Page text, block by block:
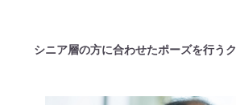
シニア層の方に合わせたポーズを行うク